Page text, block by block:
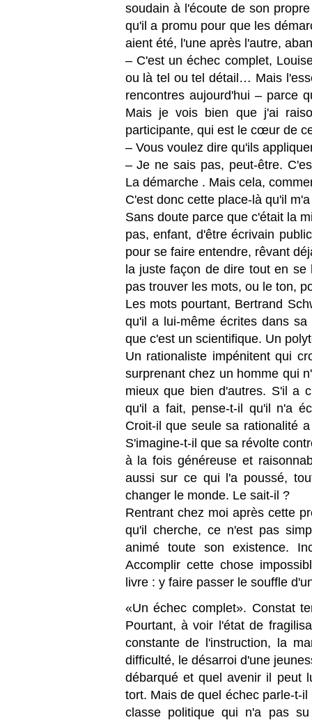
soudain à l'écoute de son
qu'il a promu pour que les
aient été, l'une après l'autre,
– C'est un échec complet,
ou là tel ou tel détail… Mais
rencontres aujourd'hui – parce
Mais je vois bien que j'ai
participante, qui est le cœur de
– Vous voulez dire qu'ils
– Je ne sais pas, peut-être.
La démarche . Mais cela,
C'est donc cette place-là qu'il
Sans doute parce que c'était la
pas, enfant, d'être écrivain
pour se faire entendre, rêvant
la juste façon de dire tout en
pas trouver les mots, ou le ton,
Les mots pourtant, Bertrand
qu'il a lui-même écrites dans
que c'est un scientifique. Un
Un rationaliste impénitent qui
surprenant chez un homme qui
mieux que bien d'autres. S'il a
qu'il a fait, pense-t-il qu'il n'a
Croit-il que seule sa rationalité
S'imagine-t-il que sa révolte
à la fois généreuse et
aussi sur ce qui l'a poussé,
changer le monde. Le sait-il ?
Rentrant chez moi après cette
qu'il cherche, ce n'est pas
animé toute son existence.
Accomplir cette chose
livre : y faire passer le souffle
«Un échec complet». Constat
Pourtant, à voir l'état de
constante de l'instruction, la
difficulté, le désarroi d'une
débarqué et quel avenir il peut
tort. Mais de quel échec parle-t-
classe politique qui n'a pas